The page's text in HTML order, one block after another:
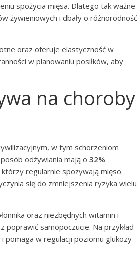
spożycia mięsa. Dlatego tak ważne
żywieniowych i dbały o różnorodność
oraz oferuje elastyczność w
w planowaniu posiłków, aby
na choroby
w tym schorzeniom
odżywiania mają o 32%
regularnie spożywają mięso.
się do zmniejszenia ryzyka wielu
oraz niezbędnych witamin i
poprawić samopoczucie. Na przykład
pomaga w regulacji poziomu glukozy